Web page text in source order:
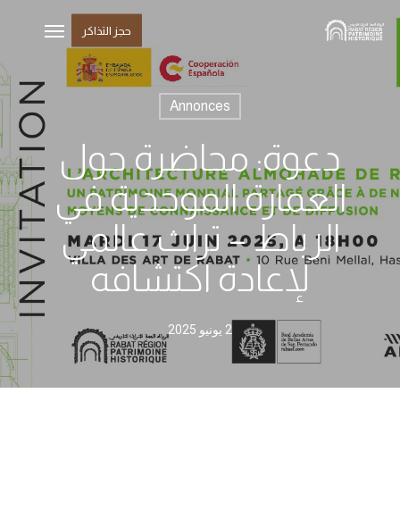
content
حجز التذاكر
القائمة
Annonces
دعوة: محاضرة حول
العمارة الموحدية في
الرباط – تراث عالمي
لإعادة اكتشافه
2 يونيو 2025